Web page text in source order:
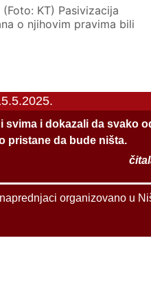
KT) Pasivizacija
o njihovim pravima bili
svima i dokazali da svako
pristane da bude ništa.
naprednjaci organizovano u